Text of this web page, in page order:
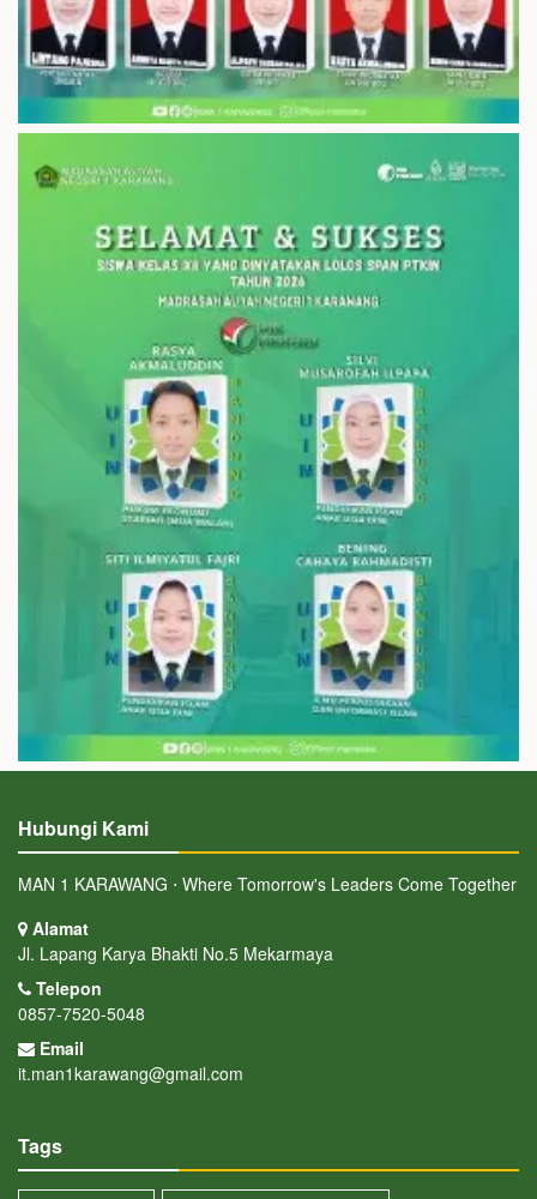
Hubungi Kami
MAN 1 KARAWANG ⋅ Where Tomorrow's Leaders Come Together
Alamat
Jl. Lapang Karya Bhakti No.5 Mekarmaya
Telepon
0857-7520-5048
Email
it.man1karawang@gmail.com
Tags